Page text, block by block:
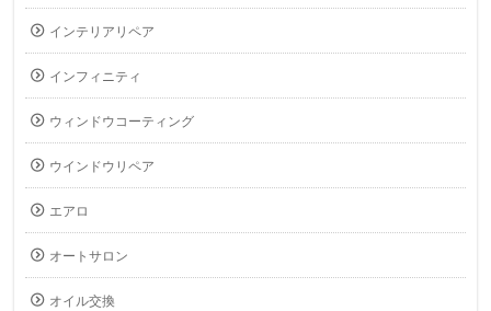
インテリアリペア
インフィニティ
ウィンドウコーティング
ウインドウリペア
エアロ
オートサロン
オイル交換